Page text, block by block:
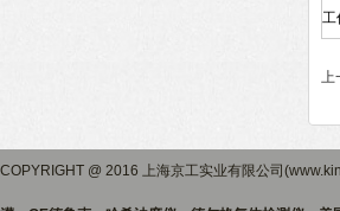
工
上
COPYRIGHT @ 2016 上海京工实业有限公司